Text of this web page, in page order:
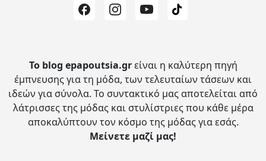
Το blog epapoutsia.grείναι η καλύτερη πηγή
έμπνευσης για τη μόδα, των τελευταίων τάσεων και
ιδεών για σύνολα. Το συντακτικό μας αποτελείται από
λάτρισσες της μόδας και στυλίστριες που κάθε μέρα
αποκαλύπτουν τον κόσμο της μόδας για εσάς.
Μείνετε μαζί μας!